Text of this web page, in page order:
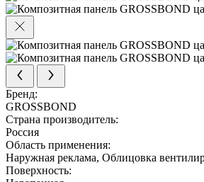
Бренд:
GROSSBOND
Страна производитель:
Россия
Область применения:
Наружная реклама, Облицовка
Поверхность: